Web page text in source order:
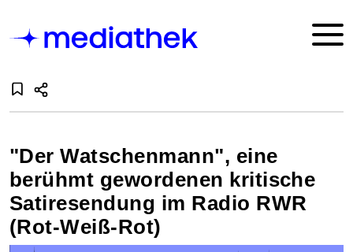
"Der Watschenmann", eine
berühmt gewordenen kritische
Satiresendung im Radio RWR
(Rot-Weiß-Rot)